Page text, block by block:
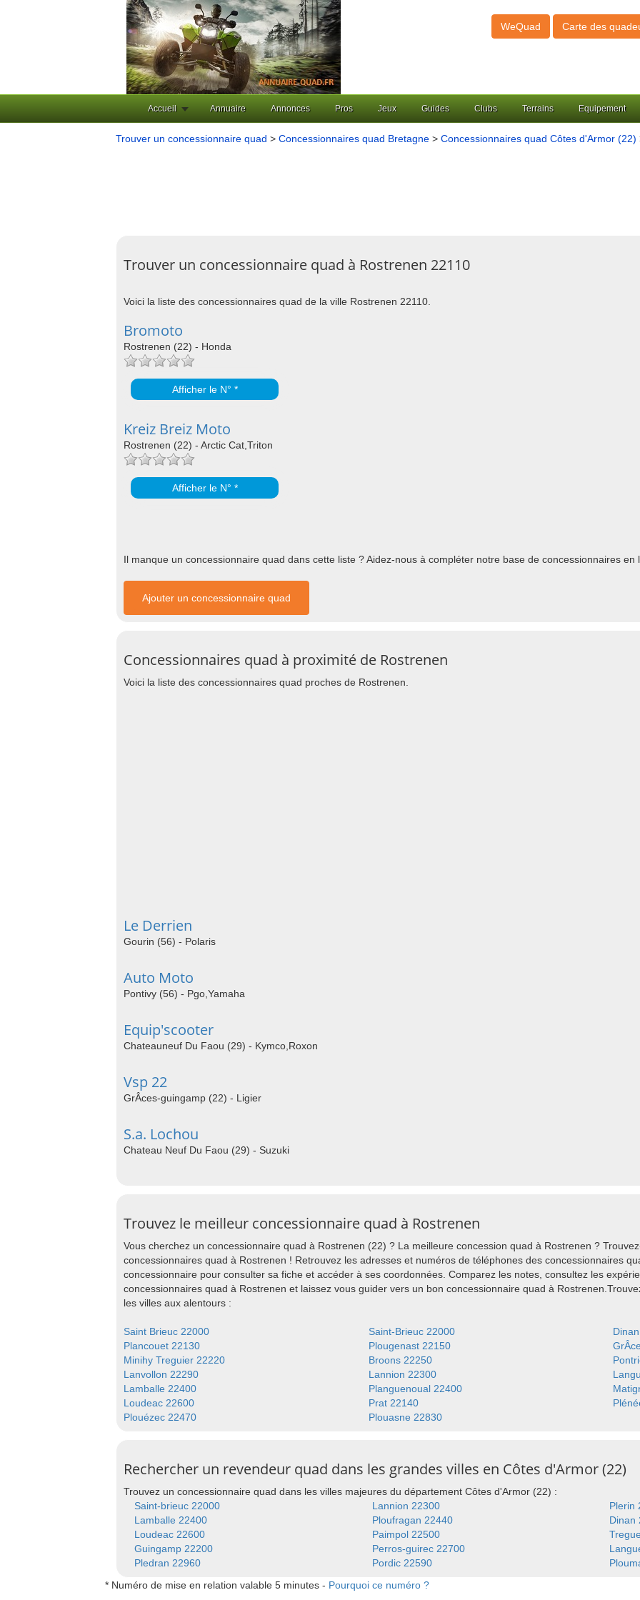
WeQuad Carte des
Accueil Annuaire Annonces Pros Jeux Guides Clubs Terrains Equipement
Trouver un concessionnaire quad > Concessionnaires quad Bretagne > Concessionnaires quad Côtes d'Armor (22)
Trouver un concessionnaire quad à Rostrenen 22110
Voici la liste des concessionnaires quad de la ville Rostrenen 22110.
Bromoto
Rostrenen (22) - Honda
Afficher le N° *
Kreiz Breiz Moto
Rostrenen (22) - Arctic Cat,Triton
Afficher le N° *
Il manque un concessionnaire quad dans cette liste ? Aidez-nous à compléter notre base de concessionnaires en
Ajouter un concessionnaire quad
Concessionnaires quad à proximité de Rostrenen
Voici la liste des concessionnaires quad proches de Rostrenen.
Le Derrien
Gourin (56) - Polaris
Auto Moto
Pontivy (56) - Pgo,Yamaha
Equip'scooter
Chateauneuf Du Faou (29) - Kymco,Roxon
Vsp 22
GrÂces-guingamp (22) - Ligier
S.a. Lochou
Chateau Neuf Du Faou (29) - Suzuki
Trouvez le meilleur concessionnaire quad à Rostrenen
Vous cherchez un concessionnaire quad à Rostrenen (22) ? La meilleure concession quad à Rostrenen ?
concessionnaires quad à Rostrenen ! Retrouvez les adresses et numéros de téléphones des concessionnaires
concessionnaire pour consulter sa fiche et accéder à ses coordonnées. Comparez les notes, consultez les
concessionnaires quad à Rostrenen et laissez vous guider vers un bon concessionnaire quad à
les villes aux alentours :
Saint Brieuc 22000 Saint-Brieuc 22000
Plancouet 22130
Plougenast 22150
Minihy Treguier 22220
Broons 22250
Lanvollon 22290
Lannion 22300
Lamballe 22400
Planguenoual 22400
Loudeac 22600
Prat 22140
Plouézec 22470
Plouasne 22830
Rechercher un revendeur quad dans les grandes villes en Côtes d'Armor (22)
Trouvez un concessionnaire quad dans les villes majeures du département Côtes d'Armor (22) :
Saint-brieuc 22000
Lannion 22300
Plerin
Lamballe 22400
Ploufragan 22440
Dinan
Loudeac 22600
Paimpol 22500
Guingamp 22200
Perros-guirec 22700
Pledran 22960
Pordic 22590
* Numéro de mise en relation valable 5 minutes - Pourquoi ce numéro ?